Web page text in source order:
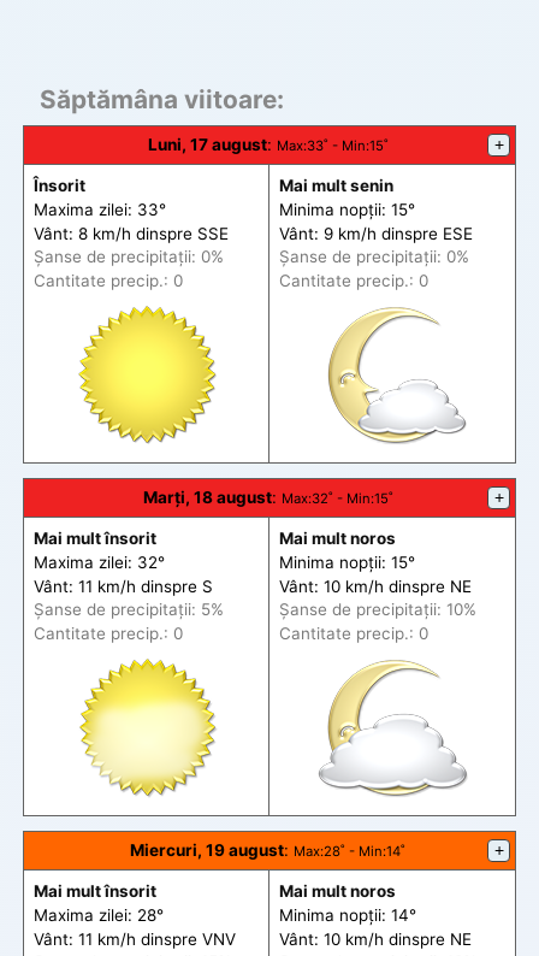
Săptămâna viitoare:
Luni, 17 august: Max:33˚ - Min:15˚ +
Însorit
Maxima zilei: 33°
Vânt: 8 km/h dinspre SSE
Șanse de precipitații: 0%
Cantitate precip.: 0
Mai mult senin
Minima nopții: 15°
Vânt: 9 km/h dinspre ESE
Șanse de precipitații: 0%
Cantitate precip.: 0
Marți, 18 august: Max:32˚ - Min:15˚ +
Mai mult însorit
Maxima zilei: 32°
Vânt: 11 km/h dinspre S
Șanse de precipitații: 5%
Cantitate precip.: 0
Mai mult noros
Minima nopții: 15°
Vânt: 10 km/h dinspre NE
Șanse de precipitații: 10%
Cantitate precip.: 0
Miercuri, 19 august: Max:28˚ - Min:14˚ +
Mai mult însorit
Maxima zilei: 28°
Vânt: 11 km/h dinspre VNV
Mai mult noros
Minima nopții: 14°
Vânt: 10 km/h dinspre NE